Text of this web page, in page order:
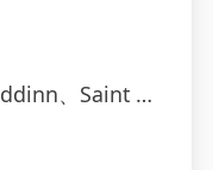
、Thouxanbanfauni